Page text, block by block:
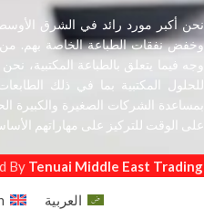
نحن أكبر مورد رائد في الشرق
وخفض نفقات الطباعة الخاصة بهم.
وجه فيما يتعلق بالطباعة المكتبية،
للحلول المكتبية بما في ذلك
بمساعدة الشركات الصغيرة
على الوقت للتركيز على مهاراتهم
By Tenuai Middle East Trading
العربية